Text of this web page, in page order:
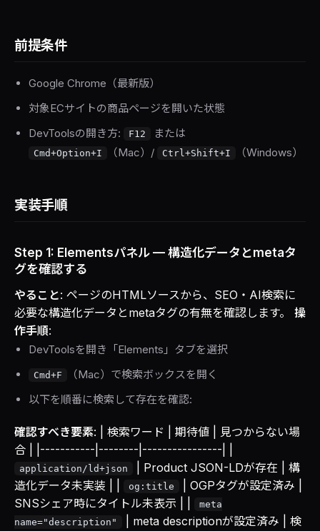
前提条件
Google Chrome（最新版）
対象ECサイトの商品ページを開いた状態
DevToolsの開き方:
F12 または
Cmd+Option+I （Mac）/ Ctrl+Shift+I （Windows）
実装手順
Step 1: Elementsパネル — 構造化データとmetaタ
グを確認する
やること: ページのHTMLソースから、SEO・AI検索に
必要な構造化データとmetaタグの有無を確認します。 操
作手順:
DevToolsを開き「Elements」タブを選択
Cmd+F
（Mac）で検索ボックスを開く
以下を順番に検索して存在を確認:
確認すべき要素: | 検索ワード | 期待値 | 見つからない場
合 | |-----------|--------|----------------| |
application/ld+json
| Product JSON-LDが存在 | 構
造化データ未実装 | |
og:title
| OGPタグが設定済み |
SNSシェア時にタイトル未表示 | |
meta
name="description"
| meta descriptionが設定済み | 検